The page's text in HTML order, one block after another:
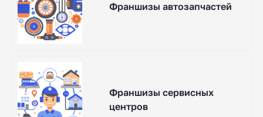
Франшизы автозапчастей
Франшизы сервисных
центров